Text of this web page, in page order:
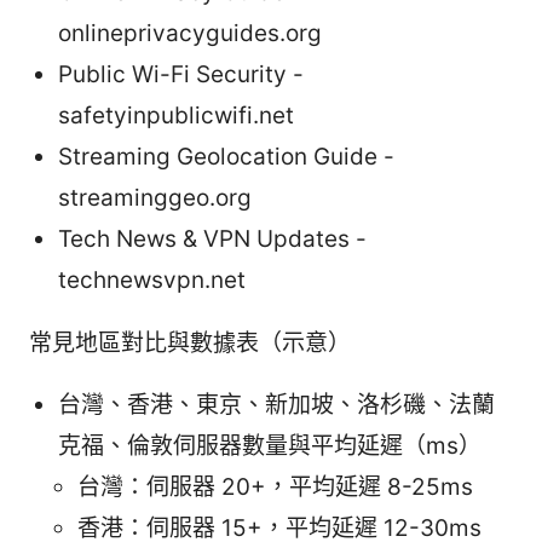
onlineprivacyguides.org
Public Wi-Fi Security -
safetyinpublicwifi.net
Streaming Geolocation Guide -
streaminggeo.org
Tech News & VPN Updates -
technewsvpn.net
常見地區對比與數據表（示意）
台灣、香港、東京、新加坡、洛杉磯、法蘭
克福、倫敦伺服器數量與平均延遲（ms）
台灣：伺服器 20+，平均延遲 8-25ms
香港：伺服器 15+，平均延遲 12-30ms